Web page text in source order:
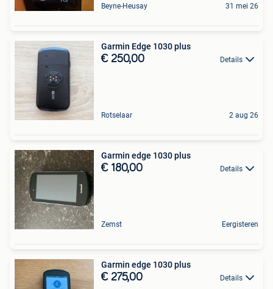
Beyne-Heusay 31 mei 26
Garmin Edge 1030 plus
€ 250,00 Details
Rotselaar 2 aug 26
Garmin edge 1030 plus
€ 180,00 Details
Zemst Eergisteren
Garmin edge 1030 plus
€ 275,00 Details